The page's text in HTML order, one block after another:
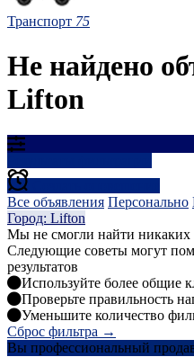
Транспорт 75
Не найдено
Lifton
Все объявления Персонально
Город: Lifton
Мы не смогли найти никаких
Следующие советы могут
результатов
Используйте более общие
Проверьте правильность
Уменьшите количество
Сброс фильтра →
Вы профессиональный